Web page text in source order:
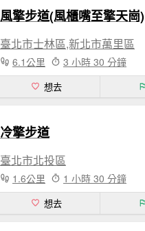
風擎步道(風櫃嘴至擎天崗)
臺北市士林區,新北市萬里區
6.1公里 3 小時 30 分鐘
想去
冷擎步道
臺北市北投區
1.6公里 1 小時 30 分鐘
想去